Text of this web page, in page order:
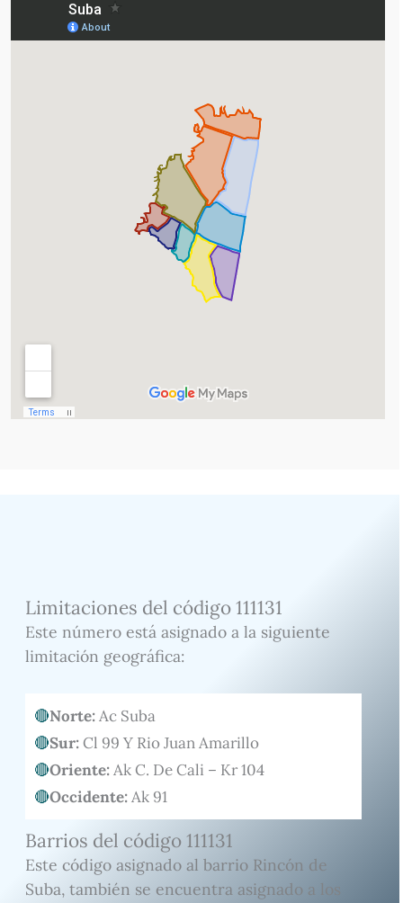
Limitaciones del código 111131
Este número está asignado a la siguiente
limitación geográfica:
Norte:Ac Suba
Sur:Cl 99 Y Rio Juan Amarillo
Oriente:Ak C. De Cali – Kr 104
Occidente:Ak 91
Barrios del código 111131
Este código asignado al barrio Rincón de
Suba, también se encuentra asignado a los